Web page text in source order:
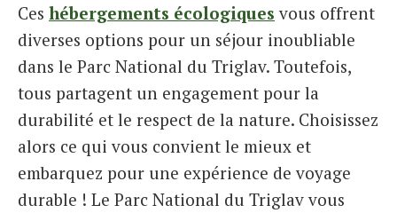
Ces hébergements écologiques vous offrent
diverses options pour un séjour inoubliable
dans le Parc National du Triglav. Toutefois,
tous partagent un engagement pour la
durabilité et le respect de la nature. Choisissez
alors ce qui vous convient le mieux et
embarquez pour une expérience de voyage
durable ! Le Parc National du Triglav vous